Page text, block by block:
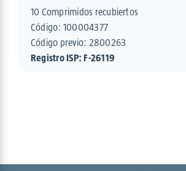
10 Comprimidos recubiertos
Código: 100004377
Código previo: 2800263
Registro ISP: F-26119